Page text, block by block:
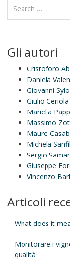
Gli autori
Cristoforo
Daniela
Giovanni
Giulio Ceriola
Mariella
Massimo
Mauro
Michela
Sergio
Giuseppe
Vincenzo
Articoli
What does it
Monitorare i
qualità